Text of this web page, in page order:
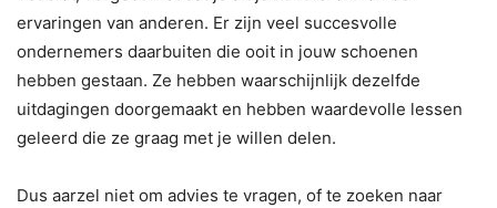
ervaringen van anderen. Er zijn veel succesvolle
ondernemers daarbuiten die ooit in jouw schoenen
hebben gestaan. Ze hebben waarschijnlijk dezelfde
uitdagingen doorgemaakt en hebben waardevolle lessen
geleerd die ze graag met je willen delen.
Dus aarzel niet om advies te vragen, of te zoeken naar